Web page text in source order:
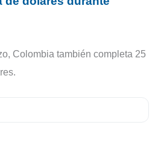
Colombia también completa 25